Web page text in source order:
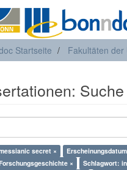
Startseite Fakultäten der
Suche
secret ×
×
Schlagwort: